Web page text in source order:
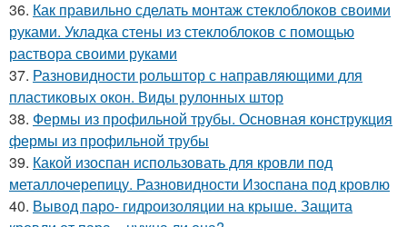
36. Как правильно сделать монтаж стеклоблоков своими
руками. Укладка стены из стеклоблоков с помощью
раствора своими руками
37. Разновидности рольштор с направляющими для
пластиковых окон. Виды рулонных штор
38. Фермы из профильной трубы. Основная конструкция
фермы из профильной трубы
39. Какой изоспан использовать для кровли под
металлочерепицу. Разновидности Изоспана под кровлю
40. Вывод паро- гидроизоляции на крыше. Защита